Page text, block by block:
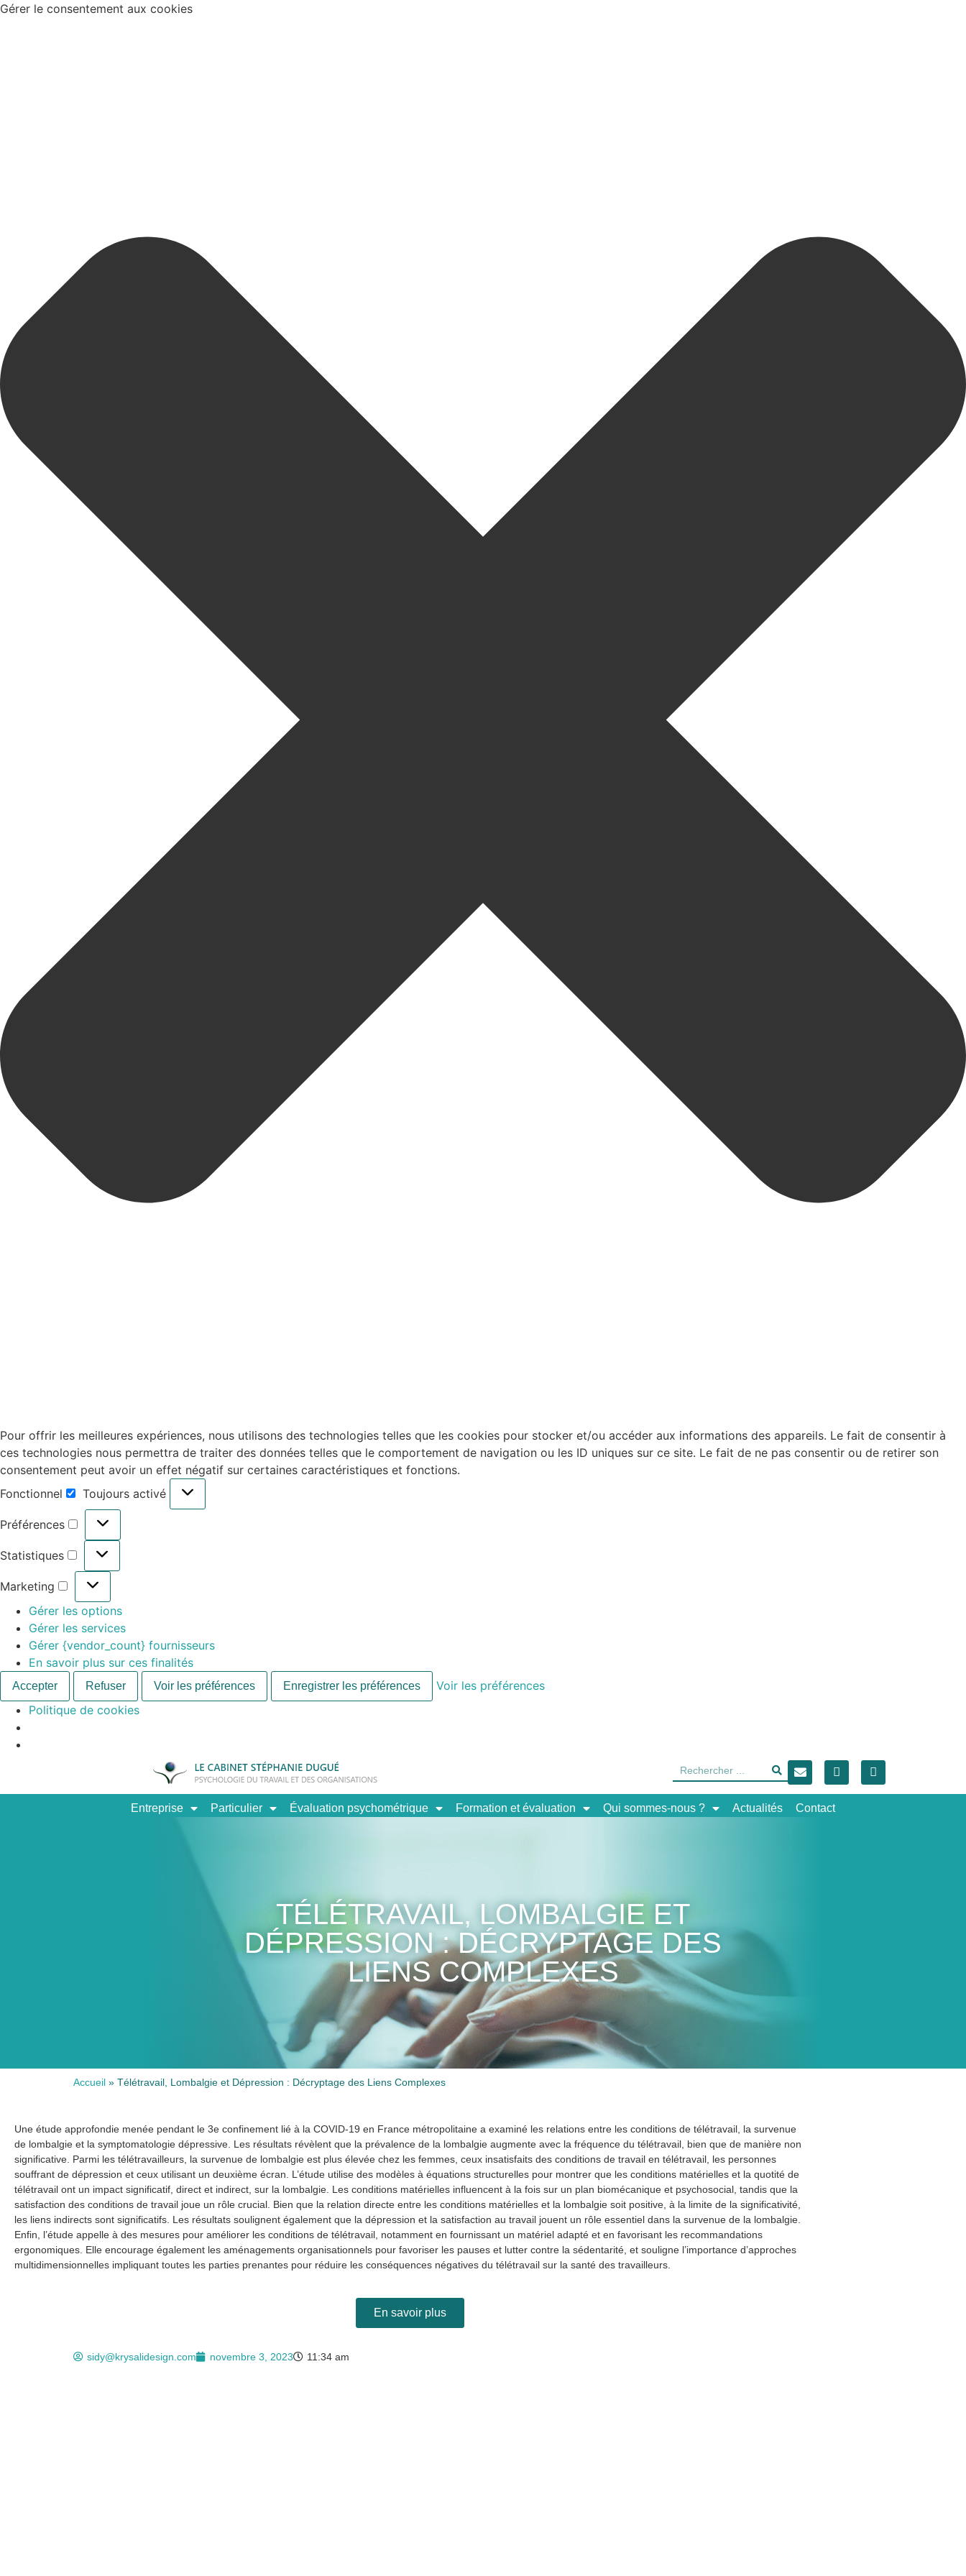
Gérer le consentement aux cookies
Pour offrir les meilleures expériences, nous utilisons des technologies telles que les cookies pour stocker et/ou accéder aux informations des appareils. Le fait de consentir à
ces technologies nous permettra de traiter des données telles que le comportement de navigation ou les ID uniques sur ce site. Le fait de ne pas consentir ou de retirer son
consentement peut avoir un effet négatif sur certaines caractéristiques et fonctions.
Fonctionnel
Toujours activé
Préférences
Statistiques
Marketing
Gérer les options
Gérer les services
Gérer {vendor_count} fournisseurs
En savoir plus sur ces finalités
Accepter Refuser Voir les préférences Enregistrer les préférences
Voir les préférences
Politique de cookies
Entreprise Particulier Évaluation psychométrique Formation et évaluation Qui sommes-nous ? Actualités Contact
TÉLÉTRAVAIL, LOMBALGIE ET
DÉPRESSION : DÉCRYPTAGE DES
LIENS COMPLEXES
Accueil » Télétravail, Lombalgie et Dépression : Décryptage des Liens Complexes
Une étude approfondie menée pendant le 3e confinement lié à la COVID-19 en France métropolitaine a examiné les relations entre les conditions de télétravail, la survenue
de lombalgie et la symptomatologie dépressive. Les résultats révèlent que la prévalence de la lombalgie augmente avec la fréquence du télétravail, bien que de manière non
significative. Parmi les télétravailleurs, la survenue de lombalgie est plus élevée chez les femmes, ceux insatisfaits des conditions de travail en télétravail, les personnes
souffrant de dépression et ceux utilisant un deuxième écran. L’étude utilise des modèles à équations structurelles pour montrer que les conditions matérielles et la quotité de
télétravail ont un impact significatif, direct et indirect, sur la lombalgie. Les conditions matérielles influencent à la fois sur un plan biomécanique et psychosocial, tandis que la
satisfaction des conditions de travail joue un rôle crucial. Bien que la relation directe entre les conditions matérielles et la lombalgie soit positive, à la limite de la significativité,
les liens indirects sont significatifs. Les résultats soulignent également que la dépression et la satisfaction au travail jouent un rôle essentiel dans la survenue de la lombalgie.
Enfin, l’étude appelle à des mesures pour améliorer les conditions de télétravail, notamment en fournissant un matériel adapté et en favorisant les recommandations
ergonomiques. Elle encourage également les aménagements organisationnels pour favoriser les pauses et lutter contre la sédentarité, et souligne l’importance d’approches
multidimensionnelles impliquant toutes les parties prenantes pour réduire les conséquences négatives du télétravail sur la santé des travailleurs.
En savoir plus
sidy@krysalidesign.com novembre 3, 2023 11:34 am